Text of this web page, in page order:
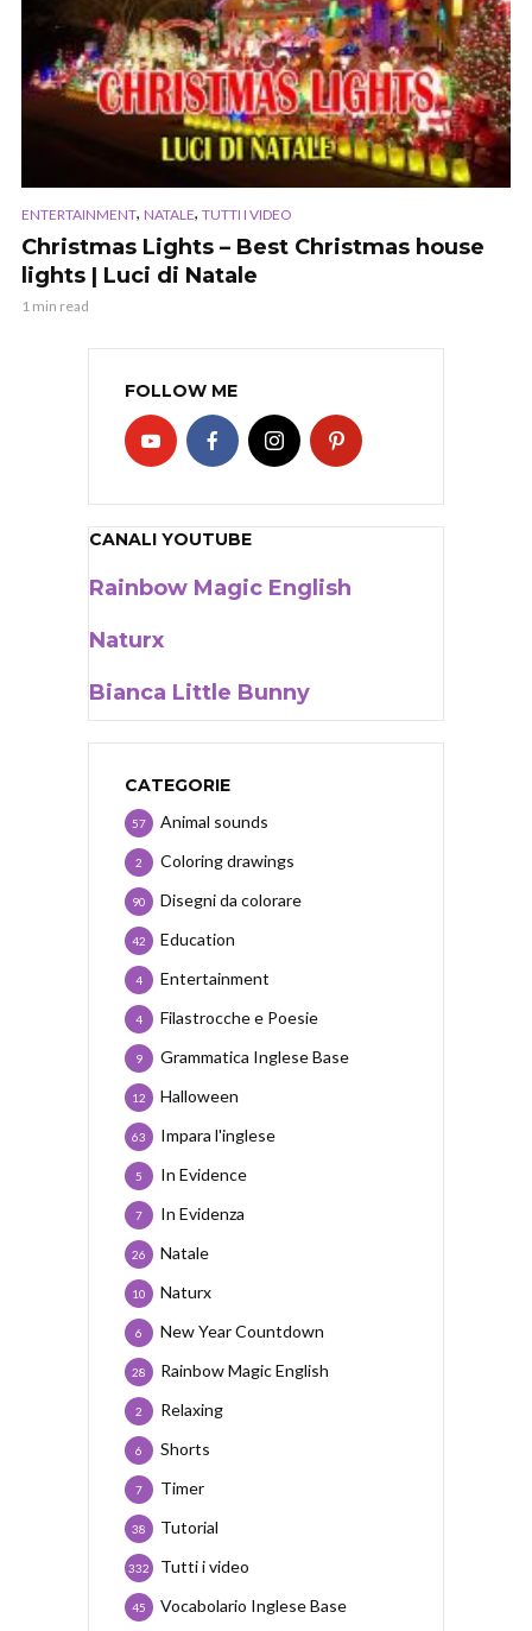
ENTERTAINMENT, NATALE, TUTTI I VIDEO
Christmas Lights – Best Christmas house
lights | Luci di Natale
1 min read
FOLLOW ME
CANALI YOUTUBE
Rainbow Magic English
Naturx
Bianca Little Bunny
CATEGORIE
Animal sounds
57
Coloring drawings
2
Disegni da colorare
90
Education
42
Entertainment
4
Filastrocche e Poesie
4
Grammatica Inglese Base
9
Halloween
12
Impara l'inglese
63
In Evidence
5
In Evidenza
7
Natale
26
Naturx
10
New Year Countdown
6
Rainbow Magic English
28
Relaxing
2
Shorts
6
Timer
7
Tutorial
38
Tutti i video
332
Vocabolario Inglese Base
45